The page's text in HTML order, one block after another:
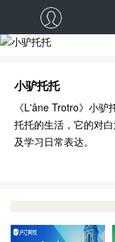
小驴托托
《L'âne Trotro》小
托托的生活，它的对
及学习日常表达。